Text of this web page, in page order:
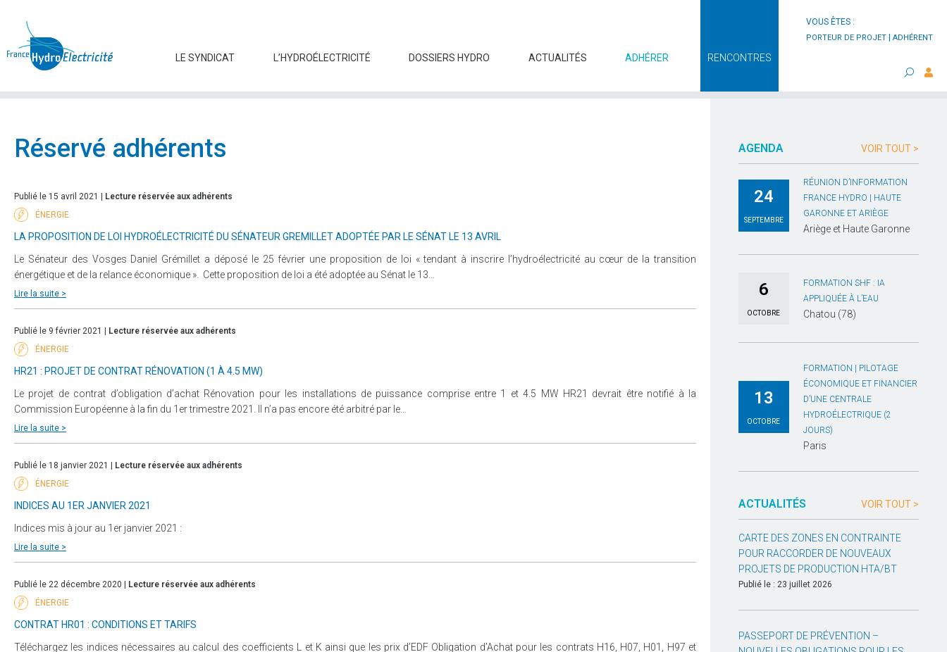
VOUS ÊTES :
PORTEUR DE PROJET ADHÉRENT
LE SYNDICAT L’HYDROÉLECTRICITÉ DOSSIERS HYDRO ACTUALITÉS ADHÉRER RENCONTRES
Réservé adhérents
Publié le 15 avril 2021 |
Lecture réservée aux adhérents
ÉNERGIE
LA PROPOSITION DE LOI HYDROÉLECTRICITÉ DU SÉNATEUR GREMILLET ADOPTÉE PAR LE SÉNAT LE 13 AVRIL
Le Sénateur des Vosges Daniel Grémillet a déposé le 25 février une proposition de loi « tendant à inscrire l’hydroélectricité au cœur de la transition
énergétique et de la relance économique ». Cette proposition de loi a été adoptée au Sénat le 13...
Lire la suite >
Publié le 9 février 2021 |
Lecture réservée aux adhérents
ÉNERGIE
HR21 : PROJET DE CONTRAT RÉNOVATION (1 À 4.5 MW)
Le projet de contrat d’obligation d’achat Rénovation pour les installations de puissance comprise entre 1 et 4.5 MW HR21 devrait être notifié à la
Commission Européenne à la fin du 1er trimestre 2021. Il n’a pas encore été arbitré par le...
Lire la suite >
Publié le 18 janvier 2021 |
Lecture réservée aux adhérents
ÉNERGIE
INDICES AU 1ER JANVIER 2021
Indices mis à jour au 1er janvier 2021 :
Lire la suite >
Publié le 22 décembre 2020 |
Lecture réservée aux adhérents
ÉNERGIE
CONTRAT HR01 : CONDITIONS ET TARIFS
Téléchargez les indices nécessaires au calcul des coefficients L et K ainsi que les prix d’EDF Obligation d’Achat pour les contrats H16, H07, H01, H97 et
AGENDA VOIR TOUT >
24
SEPTEMBRE
RÉUNION D’INFORMATION
FRANCE HYDRO | HAUTE
GARONNE ET ARIÈGE
Ariège et Haute Garonne
6
OCTOBRE
FORMATION SHF : IA
APPLIQUÉE À L’EAU
Chatou (78)
13
OCTOBRE
FORMATION | PILOTAGE
ÉCONOMIQUE ET FINANCIER
D’UNE CENTRALE
HYDROÉLECTRIQUE (2
JOURS)
Paris
ACTUALITÉS VOIR TOUT >
CARTE DES ZONES EN CONTRAINTE
POUR RACCORDER DE NOUVEAUX
PROJETS DE PRODUCTION HTA/BT
Publié le : 23 juillet 2026
PASSEPORT DE PRÉVENTION –